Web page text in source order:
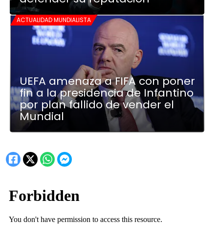
ACTUALIDAD MUNDIALISTA
UEFA amenaza a FIFA con poner
fin a la presidencia de Infantino
por plan fallido de vender el
Mundial